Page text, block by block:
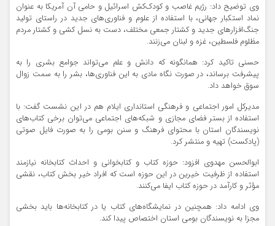
وی توضیح داد: رژیم غاصب و کودک‌کش اسرائیل و حامی آن آمریکا به عنوان
نماد استکبار جهانی، با استفاده از علوم و فناوری‌های جدید در راستای تولید
جنگ‌افزارهای جدید و کشتار جمعی مختلف، دست به نسل کشی و کشتار مردم
مظلوم فلسطین، غزه و لبنان می‌زنند.
حسنی تاکید کرد: همانگونه که دانش و علم می‌تواند جوامع بشری را به
پیشرفت برساند، در صورت نگاه مادی به این فناوری‌ها، بشر را به سمت زوال
سوق خواهد داد.
مدیرکل امور اجتماعی و فرهنگی استانداری ایلام هم در این نشست گفت: با
استفاده از بستر فضای مجازی و شبکه‌های اجتماعی می‌توان برخی کتاب‌های
نویسندگان استان با محتوای فرهنگ و سنن بومی را به صورت فایل صوتی
(پادکست) تهیه و منتشر کرد.
ابوالحسن مهدوی افزود: حوزه کتاب و کتابخوانی و احداث کتابخانه نیازمند
استفاده از ظرفیت خیرین در این حوزه است که افراد خیر بخش کتاب، نقشی
مؤثر و کارآمد در حوزه کتاب ایفا می‌کنند.
وی ادامه داد: همچنین در نمایشگاه‌های کتاب یا در کتابخانه‌ها باید بخشی
مجزا به نویسندگان بومی استان اختصاص پیدا کند.